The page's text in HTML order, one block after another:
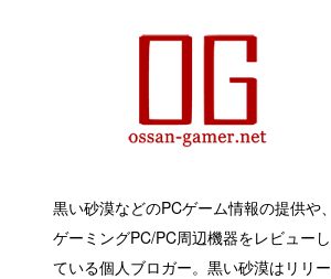
黒い砂漠などのPCゲーム情報の提供や、
ゲーミングPC/PC周辺機器をレビューし
ている個人ブロガー。黒い砂漠はリリー